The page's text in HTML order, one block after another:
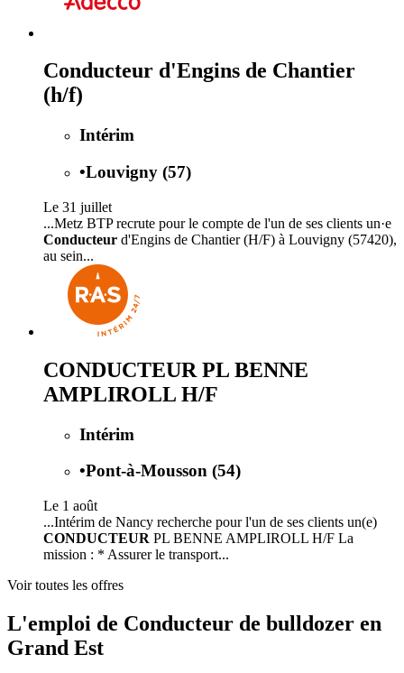
Conducteur d'Engins de Chantier
(h/f)
Intérim
•Louvigny (57)
Le 31 juillet
...Metz BTP recrute pour le compte de l'un de ses clients un·e
Conducteur d'Engins de Chantier (H/F) à Louvigny (57420),
au sein...
CONDUCTEUR PL BENNE
AMPLIROLL H/F
Intérim
•Pont-à-Mousson (54)
Le 1 août
...Intérim de Nancy recherche pour l'un de ses clients un(e)
CONDUCTEUR PL BENNE AMPLIROLL H/F La
mission : * Assurer le transport...
Voir toutes les offres
L'emploi de Conducteur de bulldozer en
Grand Est